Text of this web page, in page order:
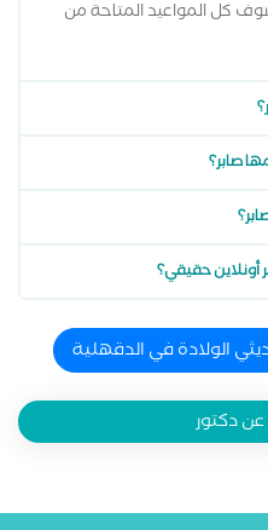
تشوف كل المواعيد المتاحة من
صابر؟
أونلاين حقيقي؟
الولادة في الدقهلية
دكتور